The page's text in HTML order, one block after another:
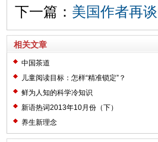
下一篇： 美国作者再
相关文章
中国茶道
儿童阅读目标：怎样“精准锁定”？
鲜为人知的科学冷知识
新语热词2013年10月份（下）
养生新理念